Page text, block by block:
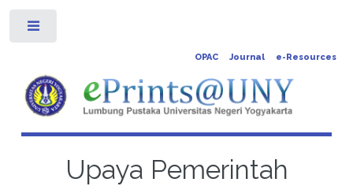
OPAC Journal e-Resources
Upaya Pemerintah